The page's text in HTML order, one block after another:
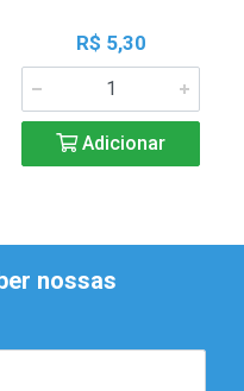
R$ 5,30
Adicionar
nossas